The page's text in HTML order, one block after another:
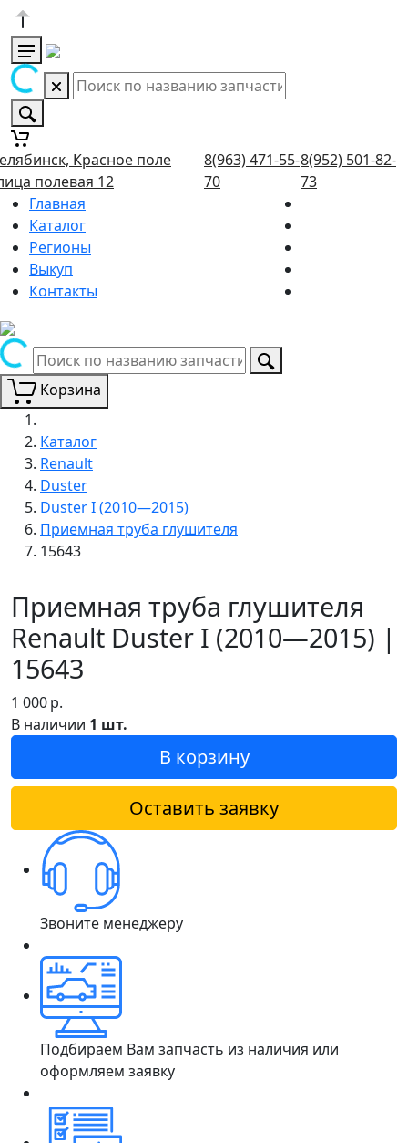
Красное поле
полевая 12
8(963) 471-55-
70
8(952) 501-82-
73
Главная
Каталог
Регионы
Выкуп
Контакты
Корзина
Каталог
Renault
Duster
Duster I (2010—2015)
Приемная труба глушителя
15643
Приемная труба глушителя
Renault Duster I (2010—2015) |
15643
1 000р.
В наличии 1 шт.
В корзину
Оставить заявку
Звоните менеджеру
Подбираем Вам запчасть из наличия или
оформляем заявку